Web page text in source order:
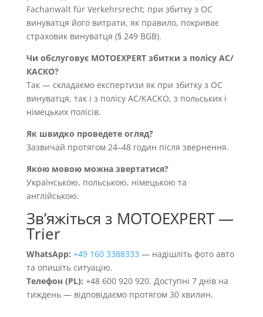
Fachanwalt für Verkehrsrecht; при збитку з OC
винуватця його витрати, як правило, покриває
страховик винуватця (§ 249 BGB).
Чи обслуговує MOTOEXPERT збитки з полісу AC/
КАСКО?
Так — складаємо експертизи як при збитку з OC
винуватця, так і з полісу AC/КАСКО, з польських і
німецьких полісів.
Як швидко проведете огляд?
Зазвичай протягом 24–48 годин після звернення.
Якою мовою можна звертатися?
Українською, польською, німецькою та
англійською.
Звʼяжіться з MOTOEXPERT —
Trier
WhatsApp: +49 160 3388333 — надішліть фото авто
та опишіть ситуацію.
Телефон (PL): +48 600 920 920. Доступні 7 днів на
тиждень — відповідаємо протягом 30 хвилин.